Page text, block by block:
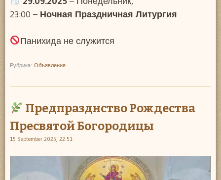
23:00 – Ночная Праздничная Литургия
Панихида не служится
Рубрика: Объявления
Предпразднство Рождества
Пресвятой Богородицы
15 September 2025, 22:51